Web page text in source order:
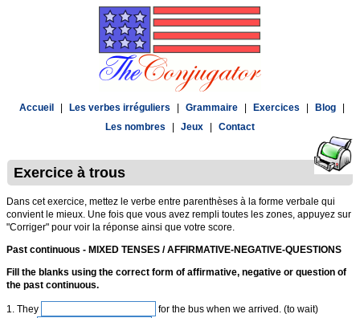
Accueil Les verbes irréguliers Grammaire Exercices Blog
Les nombres
Jeux Contact
Exercice à trous
Dans cet exercice, mettez le verbe entre parenthèses à la forme verbale qui
convient le mieux. Une fois que vous avez rempli toutes les zones, appuyez sur
"Corriger" pour voir la réponse ainsi que votre score.
Past continuous - MIXED TENSES / AFFIRMATIVE-NEGATIVE-QUESTIONS
Fill the blanks using the correct form of affirmative, negative or question of
the past continuous.
1. They
for the bus when we arrived. (to wait)